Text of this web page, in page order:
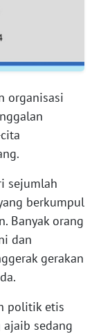
organisasi
sejumlah
berkumpul
Banyak orang
dan
gerakan
politik etis
ajaib sedang